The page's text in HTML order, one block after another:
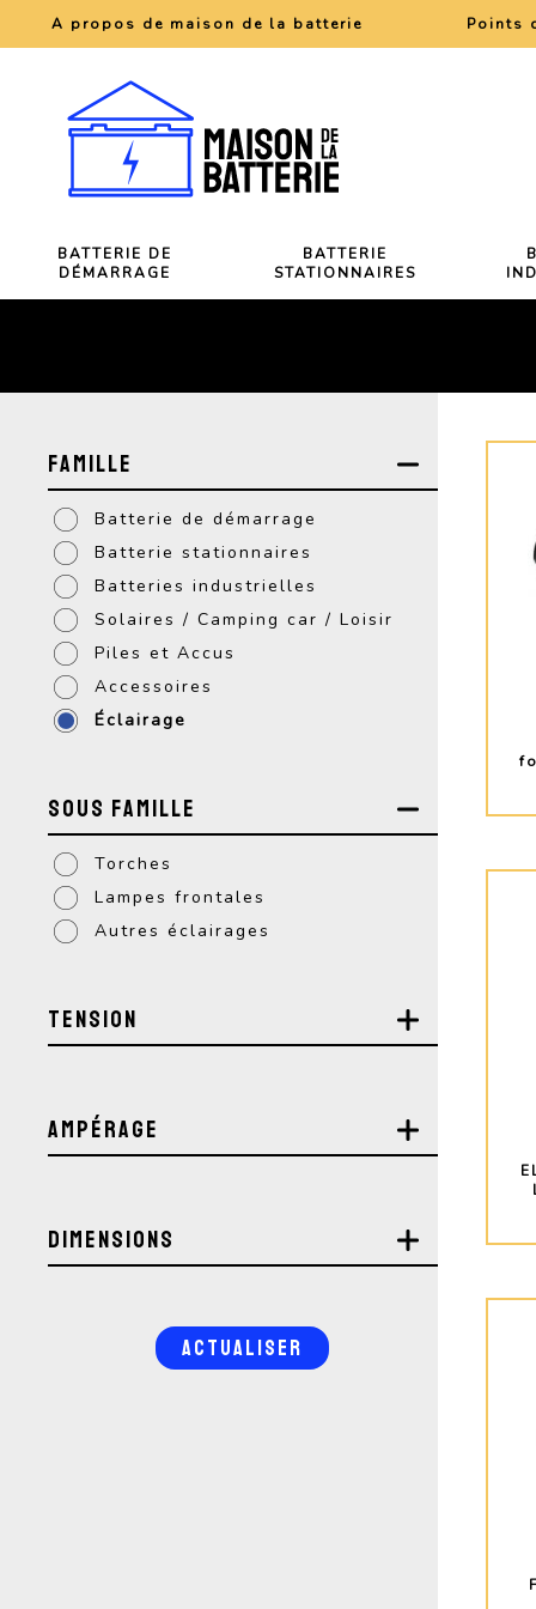
A propos de maison de la batterie Points
BATTERIE DE
DÉMARRAGE
BATTERIE
STATIONNAIRES
Famille
Batterie de démarrage
Batterie stationnaires
Batteries industrielles
Solaires / Camping car / Loisir
Piles et Accus
Accessoires
Éclairage
Sous Famille
Torches
Lampes frontales
Autres éclairages
Tension
Ampérage
Dimensions
ACTUALISER